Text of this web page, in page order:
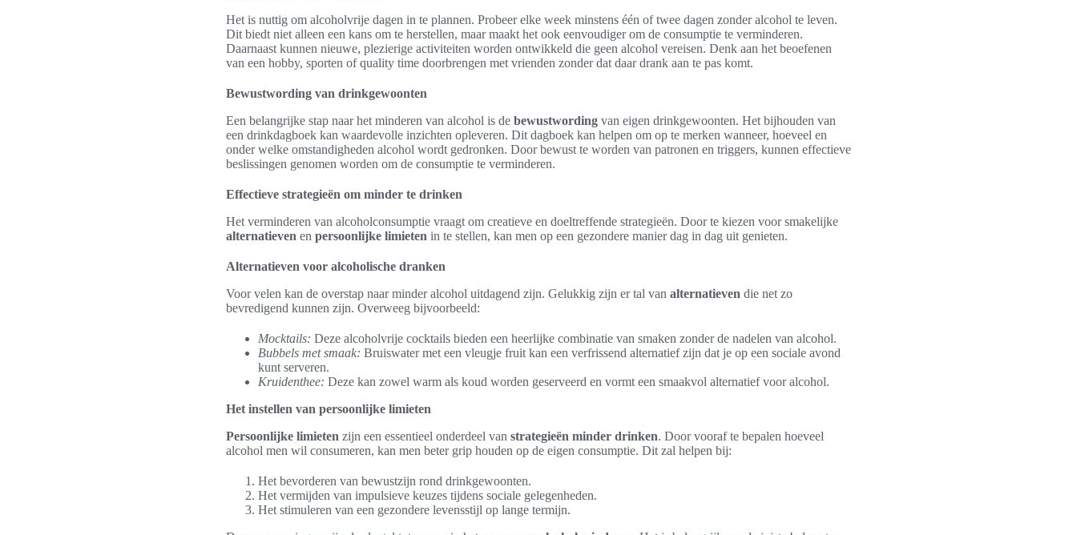
Het is nuttig om alcoholvrije dagen in te plannen. Probeer elke week minstens één of twee dagen zonder alcohol te leven.
Dit biedt niet alleen een kans om te herstellen, maar maakt het ook eenvoudiger om de consumptie te verminderen.
Daarnaast kunnen nieuwe, plezierige activiteiten worden ontwikkeld die geen alcohol vereisen. Denk aan het beoefenen
van een hobby, sporten of quality time doorbrengen met vrienden zonder dat daar drank aan te pas komt.
Bewustwording van drinkgewoonten
Een belangrijke stap naar het minderen van alcohol is de bewustwording van eigen drinkgewoonten. Het bijhouden van
een drinkdagboek kan waardevolle inzichten opleveren. Dit dagboek kan helpen om op te merken wanneer, hoeveel en
onder welke omstandigheden alcohol wordt gedronken. Door bewust te worden van patronen en triggers, kunnen effectieve
beslissingen genomen worden om de consumptie te verminderen.
Effectieve strategieën om minder te drinken
Het verminderen van alcoholconsumptie vraagt om creatieve en doeltreffende strategieën. Door te kiezen voor smakelijke
alternatieven en persoonlijke limieten in te stellen, kan men op een gezondere manier dag in dag uit genieten.
Alternatieven voor alcoholische dranken
Voor velen kan de overstap naar minder alcohol uitdagend zijn. Gelukkig zijn er tal van alternatieven die net zo
bevredigend kunnen zijn. Overweeg bijvoorbeeld:
Mocktails: Deze alcoholvrije cocktails bieden een heerlijke combinatie van smaken zonder de nadelen van alcohol.
Bubbels met smaak: Bruiswater met een vleugje fruit kan een verfrissend alternatief zijn dat je op een sociale avond
kunt serveren.
Kruidenthee: Deze kan zowel warm als koud worden geserveerd en vormt een smaakvol alternatief voor alcohol.
Het instellen van persoonlijke limieten
Persoonlijke limieten zijn een essentieel onderdeel van strategieën minder drinken. Door vooraf te bepalen hoeveel
alcohol men wil consumeren, kan men beter grip houden op de eigen consumptie. Dit zal helpen bij:
Het bevorderen van bewustzijn rond drinkgewoonten.
Het vermijden van impulsieve keuzes tijdens sociale gelegenheden.
Het stimuleren van een gezondere levensstijl op lange termijn.